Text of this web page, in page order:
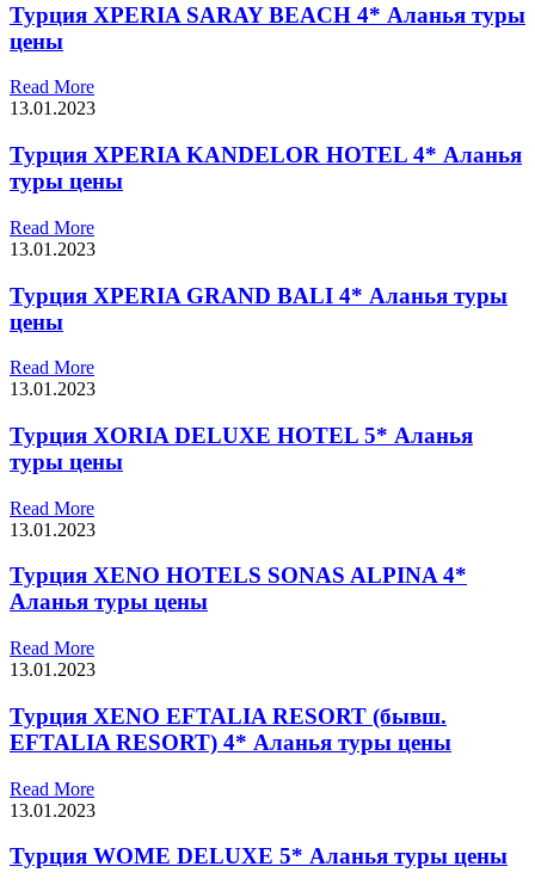
Турция XPERIA SARAY BEACH 4* Аланья туры
цены
Read More
13.01.2023
Турция XPERIA KANDELOR HOTEL 4* Аланья
туры цены
Read More
13.01.2023
Турция XPERIA GRAND BALI 4* Аланья туры
цены
Read More
13.01.2023
Турция XORIA DELUXE HOTEL 5* Аланья
туры цены
Read More
13.01.2023
Турция XENO HOTELS SONAS ALPINA 4*
Аланья туры цены
Read More
13.01.2023
Турция XENO EFTALIA RESORT (бывш.
EFTALIA RESORT) 4* Аланья туры цены
Read More
13.01.2023
Турция WOME DELUXE 5* Аланья туры цены